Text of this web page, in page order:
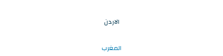
الاردن
المغرب